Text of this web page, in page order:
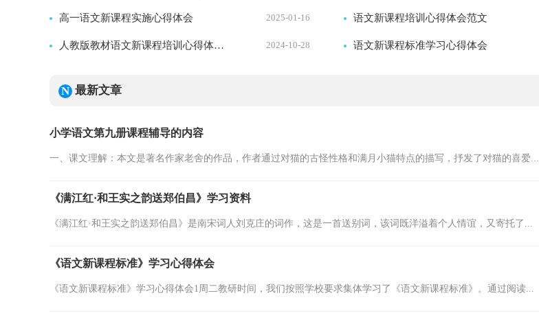
高一语文新课程实施心得体会 2025-01-16 语文新课程培训心得体会范文
人教版教材语文新课程培训心得体会范文 2024-10-28 语文新课程标准学习心得体会
最新文章
小学语文第九册课程辅导的内容
一、课文理解：本文是著名作家老舍的作品，作者通过对猫的古怪性格和满月小猫特点的描写，抒发了对猫的喜爱...
《满江红·和王实之韵送郑伯昌》学习资料
《满江红·和王实之韵送郑伯昌》是南宋词人刘克庄的词作，这是一首送别词，该词既洋溢着个人情谊，又寄托了...
《语文新课程标准》学习心得体会
《语文新课程标准》学习心得体会1周二教研时间，我们按照学校要求集体学习了《语文新课程标准》。通过阅读...